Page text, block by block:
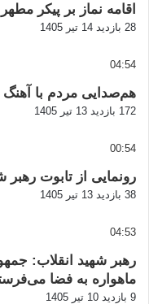
اقامه نماز بر پیکر
28 بازدید 14 تیر 1405
04:54
هم‌صدایی مردم با آهنگ
172 بازدید 13 تیر 1405
00:54
رونمایی از تابوت رهبر
38 بازدید 13 تیر 1405
04:53
رهبر شهید انقلاب:
ماهواره به فضا
9 بازدید 10 تیر 1405